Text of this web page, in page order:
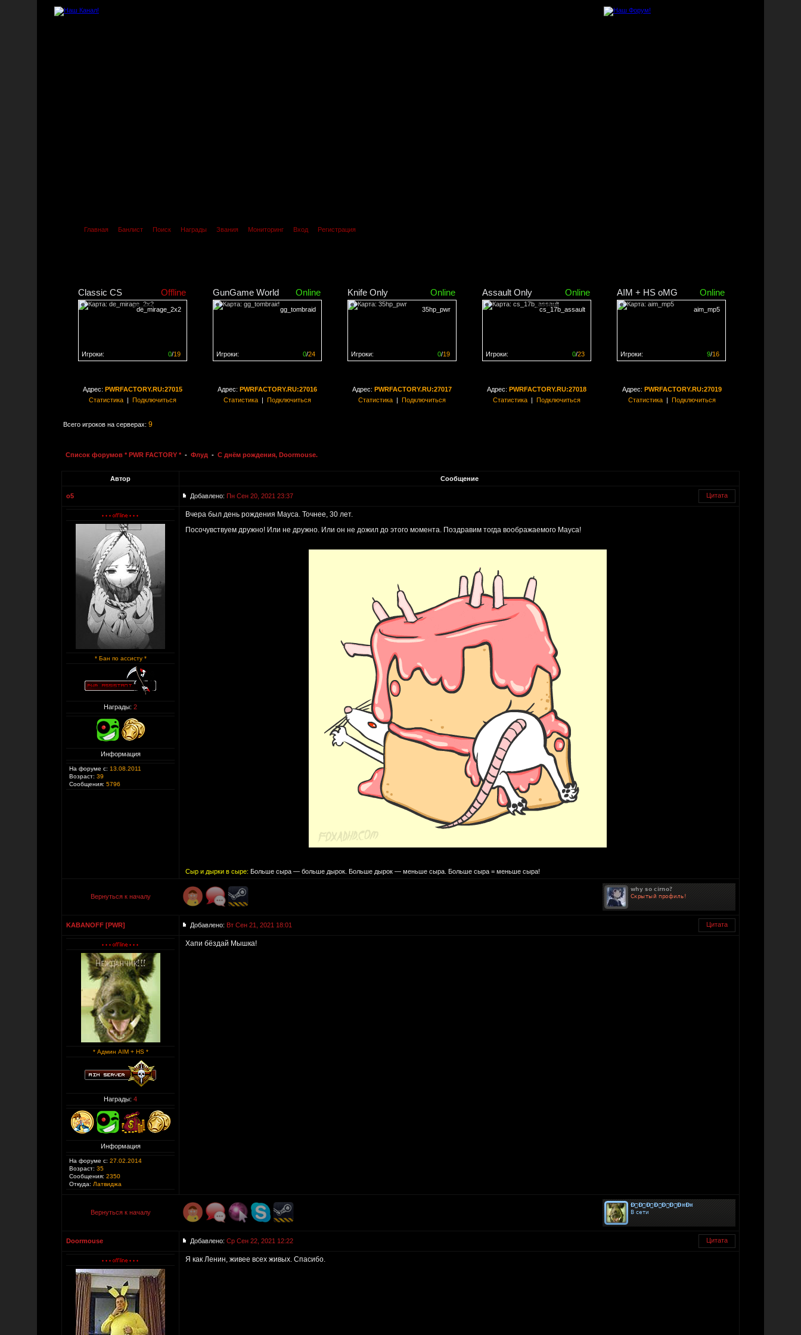
Главная Банлист Поиск Награды Звания Мониторинг Вход Регистрация
Classic CS Offline
de_mirage_2x2
0/19
Игроки:
GunGame World Online
gg_tombraid
0/24
Игроки:
Knife Only Online
35hp_pwr
0/19
Игроки:
Assault Only Online
cs_17b_assault
0/23
Игроки:
AIM + HS oMG Online
aim_mp5
9/16
Игроки:
Адрес: PWRFACTORY.RU:27015
Статистика| Подключиться
Адрес: PWRFACTORY.RU:27016
Статистика| Подключиться
Адрес: PWRFACTORY.RU:27017
Статистика| Подключиться
Адрес: PWRFACTORY.RU:27018
Статистика| Подключиться
Адрес: PWRFACTORY.RU:27019
Статистика| Подключиться
Всего игроков на серверах: 9
Список форумов * PWR FACTORY * - Флуд - С днём рождения, Doormouse.
Автор Сообщение
o5 Добавлено: Пн Сен 20, 2021 23:37 Цитата
* Бан по ассисту *
Награды: 2
Информация
На форуме с: 13.08.2011
Возраст: 39
Сообщения: 5796
Вчера был день рождения Мауса. Точнее, 30 лет.
Посочувствуем дружно! Или не дружно. Или он не дожил до этого момента. Поздравим тогда воображаемого Мауса!
Сыр и дырки в сыре: Больше сыра — больше дырок. Больше дырок — меньше сыра. Больше сыра = меньше сыра!
Вернуться к началу
KABANOFF [PWR] Добавлено: Вт Сен 21, 2021 18:01 Цитата
* Админ AIM + HS *
Награды: 4
Информация
На форуме с: 27.02.2014
Возраст: 35
Сообщения: 2350
Откуда: Латвиджа
Хапи бёздай Мышка!
Вернуться к началу
Doormouse Добавлено: Ср Сен 22, 2021 12:22 Цитата
Я как Ленин, живее всех живых. Спасибо.